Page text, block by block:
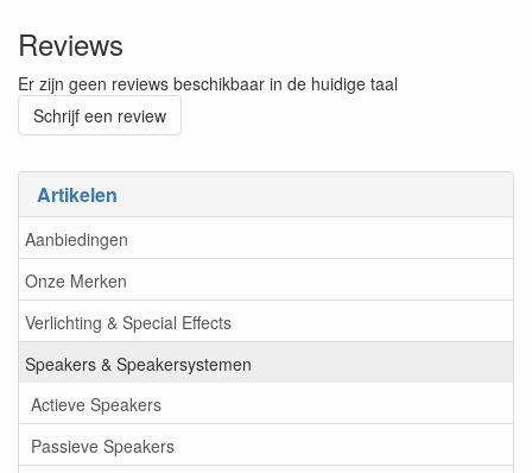
Artikelen
Aanbiedingen
Onze Merken
Verlichting & Special Effects
Speakers & Speakersystemen
Actieve Speakers
Passieve Speakers
Reviews
Er zijn geen reviews beschikbaar in de huidige taal
Schrijf een review